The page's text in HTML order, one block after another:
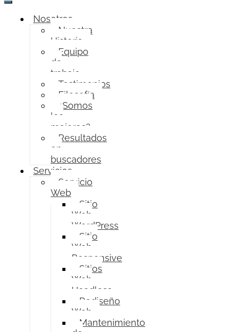
Nosotros
Nuestra
Historia
Equipo
de
trabajo
Testimonios
Filosofía
¿Somos
los
mejores?
Resultados
en
buscadores
Servicios
Servicio
Web
Sitio
Web
WordPress
Sitio
Web
Responsive
Sitios
Web
Headless
Rediseño
Web
Mantenimiento